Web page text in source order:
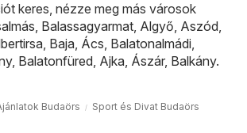
keres, nézze meg más városok
, Balassagyarmat, Algyő, Aszód,
, Baja, Ács, Balatonalmádi,
, Balatonfüred, Ajka, Ászár, Balkány.
Budaörs Sport és Divat Budaörs